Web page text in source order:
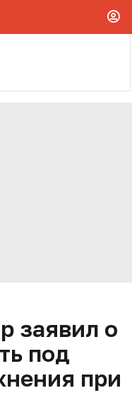
заявил о
под
при